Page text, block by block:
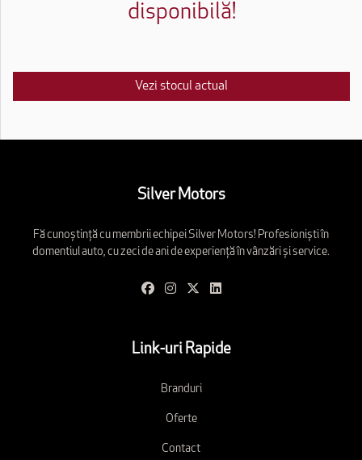
disponibilă!
Vezi stocul actual
Silver Motors
Fă cunoștință cu membrii echipei Silver Motors! Profesioniști în
domentiul auto, cu zeci de ani de experiență în vânzări și service.
Link-uri Rapide
Branduri
Oferte
Contact